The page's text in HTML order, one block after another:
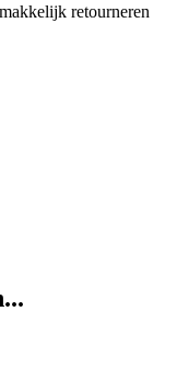
retourneren